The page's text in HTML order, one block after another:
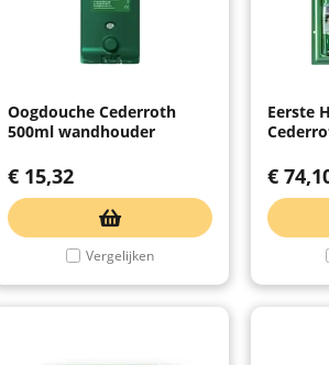
Oogdouche Cederroth
500ml wandhouder
€ 15,32
Vergelijken
Eerste
€